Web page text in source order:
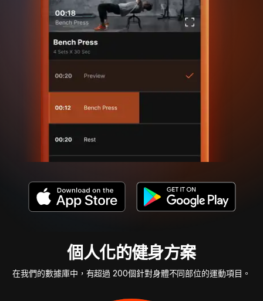
個人化的健身方案
在我們的數據庫中，有超過 200個針對身體不同部位的運動項目。